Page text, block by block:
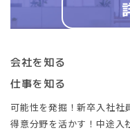
会社を知る
仕事を知る
可能性を発掘！新卒入社社
得意分野を活かす！中途入